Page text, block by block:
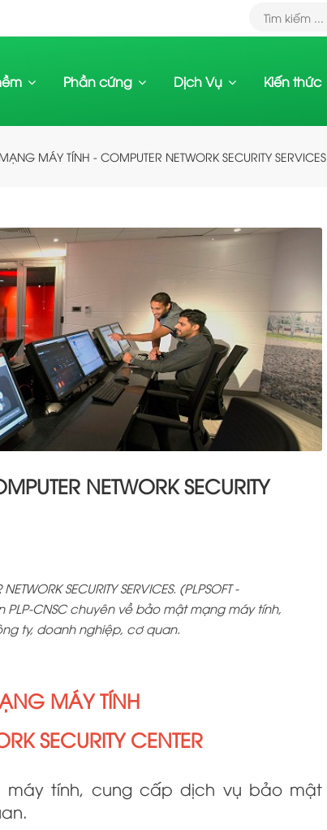
Phần cứng Dịch Vụ Kiến thức
MÁY TÍNH - COMPUTER NETWORK SECURITY SERVICES
NETWORK SECURITY
SECURITY SERVICES. (PLPSOFT -
PLP-CNSC chuyên về bảo mật mạng máy tính,
ty, doanh nghiệp, cơ quan.
MÁY TÍNH
SECURITY CENTER
tính, cung cấp dịch vụ bảo mật